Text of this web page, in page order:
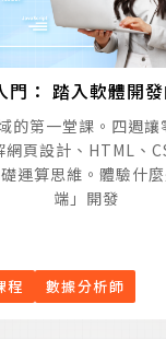
門： 踏入軟體開
的第一堂課。四週讓
網頁設計、HTML、
運算思維。體驗什
端」開發
程 數據分析師